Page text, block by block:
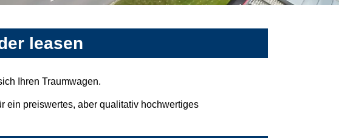
leasen
Ihren Traumwagen.
ein preiswertes, aber qualitativ hochwertiges